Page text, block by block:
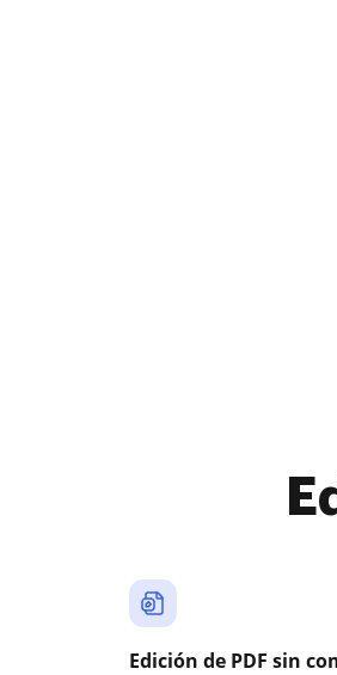
Edición de PDF sin